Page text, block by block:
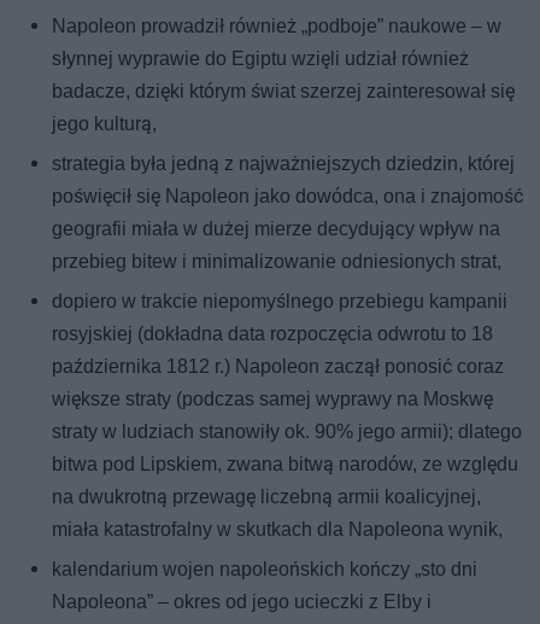
Napoleon prowadził również „podboje” naukowe – w
słynnej wyprawie do Egiptu wzięli udział również
badacze, dzięki którym świat szerzej zainteresował się
jego kulturą,
strategia była jedną z najważniejszych dziedzin, której
poświęcił się Napoleon jako dowódca, ona i znajomość
geografii miała w dużej mierze decydujący wpływ na
przebieg bitew i minimalizowanie odniesionych strat,
dopiero w trakcie niepomyślnego przebiegu kampanii
rosyjskiej (dokładna data rozpoczęcia odwrotu to 18
października 1812 r.) Napoleon zaczął ponosić coraz
większe straty (podczas samej wyprawy na Moskwę
straty w ludziach stanowiły ok. 90% jego armii); dlatego
bitwa pod Lipskiem, zwana bitwą narodów, ze względu
na dwukrotną przewagę liczebną armii koalicyjnej,
miała katastrofalny w skutkach dla Napoleona wynik,
kalendarium wojen napoleońskich kończy „sto dni
Napoleona” – okres od jego ucieczki z Elby i